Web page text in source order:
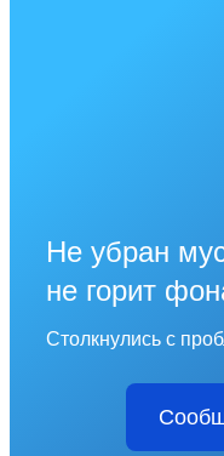
Не убран
не горит
Столкнулись с